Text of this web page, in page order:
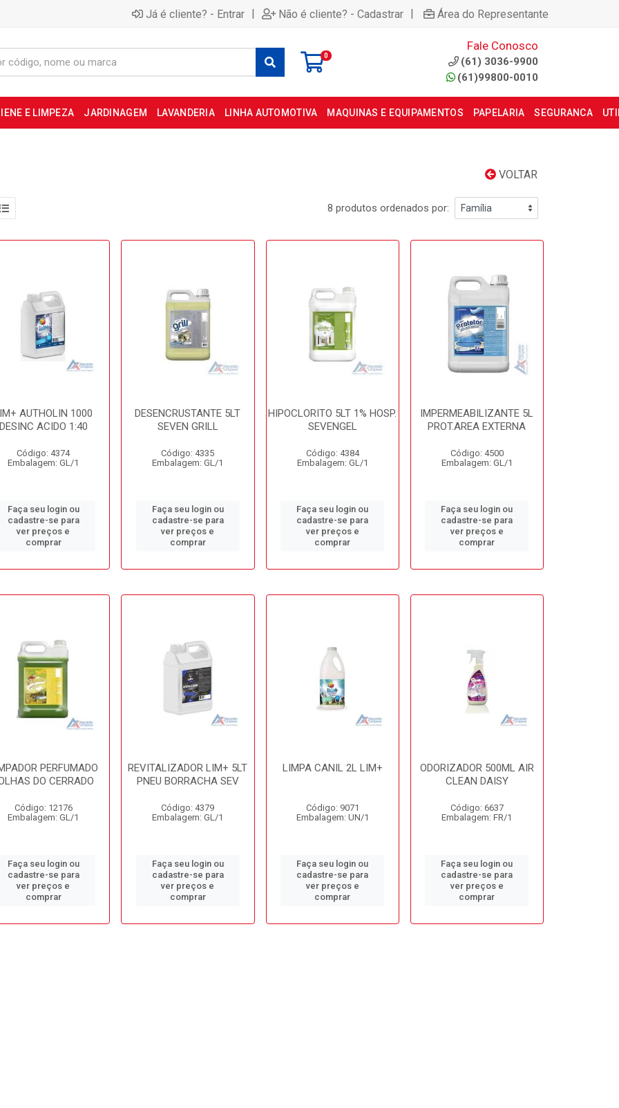
Já é cliente? - Entrar | Não é cliente? - Cadastrar | Área do Representante
0
Fale Conosco
(61) 3036-9900
(61)99800-0010
E LIMPEZA JARDINAGEM LAVANDERIA LINHA AUTOMOTIVA MAQUINAS E EQUIPAMENTOS PAPELARIA SEGURANCA
VOLTAR
8 produtos ordenados por:
AUTHOLIN 1000
ACIDO 1:40
Código: 4374
Embalagem: GL/1
Faça seu login ou
cadastre-se para
ver preços e
comprar
DESENCRUSTANTE 5LT
SEVEN GRILL
Código: 4335
Embalagem: GL/1
Faça seu login ou
cadastre-se para
ver preços e
comprar
HIPOCLORITO 5LT 1% HOSP.
SEVENGEL
Código: 4384
Embalagem: GL/1
Faça seu login ou
cadastre-se para
ver preços e
comprar
IMPERMEABILIZANTE 5L
PROT.AREA EXTERNA
Código: 4500
Embalagem: GL/1
Faça seu login ou
cadastre-se para
ver preços e
comprar
PERFUMADO
DO CERRADO
Código: 12176
Embalagem: GL/1
Faça seu login ou
cadastre-se para
ver preços e
comprar
REVITALIZADOR LIM+ 5LT
PNEU BORRACHA SEV
Código: 4379
Embalagem: GL/1
Faça seu login ou
cadastre-se para
ver preços e
comprar
LIMPA CANIL 2L LIM+
Código: 9071
Embalagem: UN/1
Faça seu login ou
cadastre-se para
ver preços e
comprar
ODORIZADOR 500ML AIR
CLEAN DAISY
Código: 6637
Embalagem: FR/1
Faça seu login ou
cadastre-se para
ver preços e
comprar